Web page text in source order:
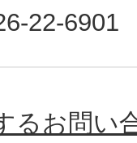
22-6901
るお問い